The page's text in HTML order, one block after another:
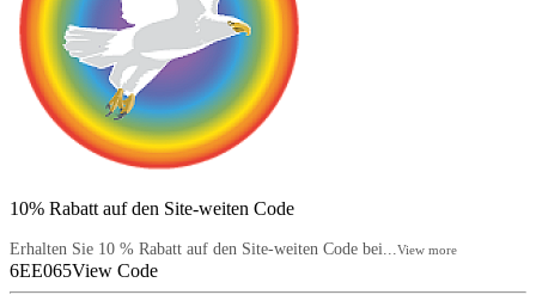
10% Rabatt auf den Site-weiten Code
Erhalten Sie 10 % Rabatt auf den Site-weiten Code bei... View more
6EE065View Code